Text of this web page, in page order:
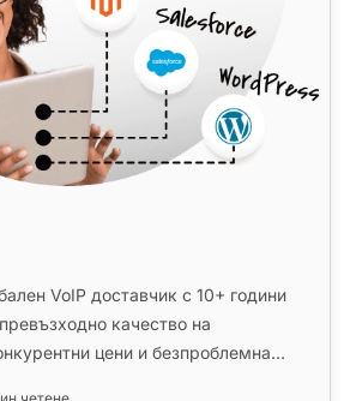
VoIP доставчик с 10+ години
качество на
цени и безпроблемна